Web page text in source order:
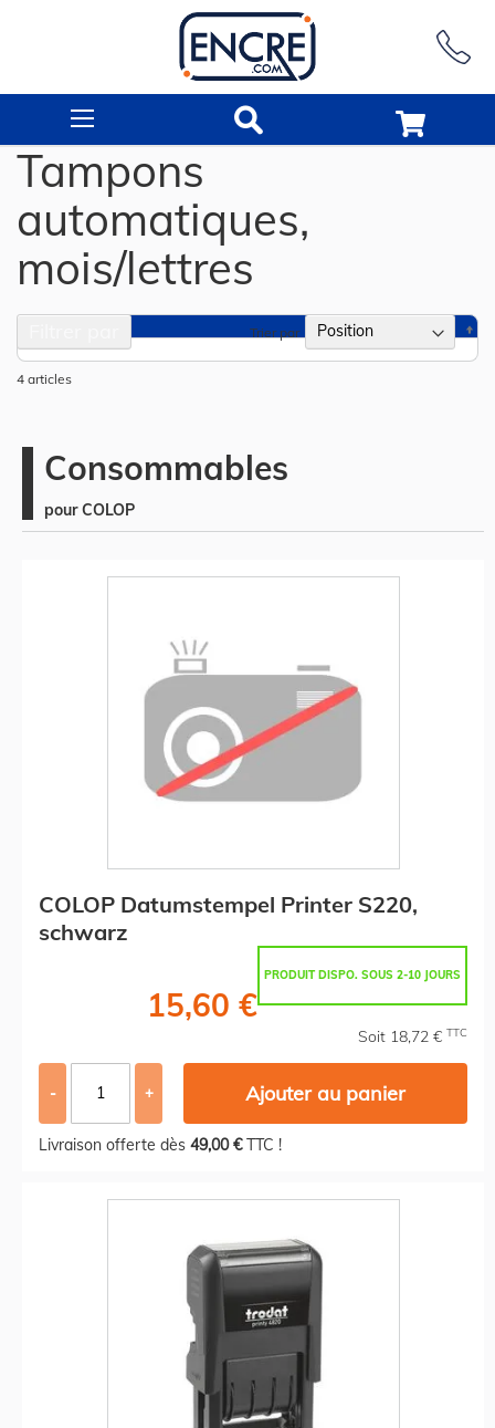
Tampons
automatiques,
mois/lettres
4 articles
Trier par
Consommables
pour COLOP
COLOP Datumstempel Printer S220,
schwarz
PRODUIT DISPO. SOUS 2-10 JOURS
15,60 €
Soit 18,72 € TTC
- + Ajouter au panier
Livraison offerte dès 49,00 €TTC !